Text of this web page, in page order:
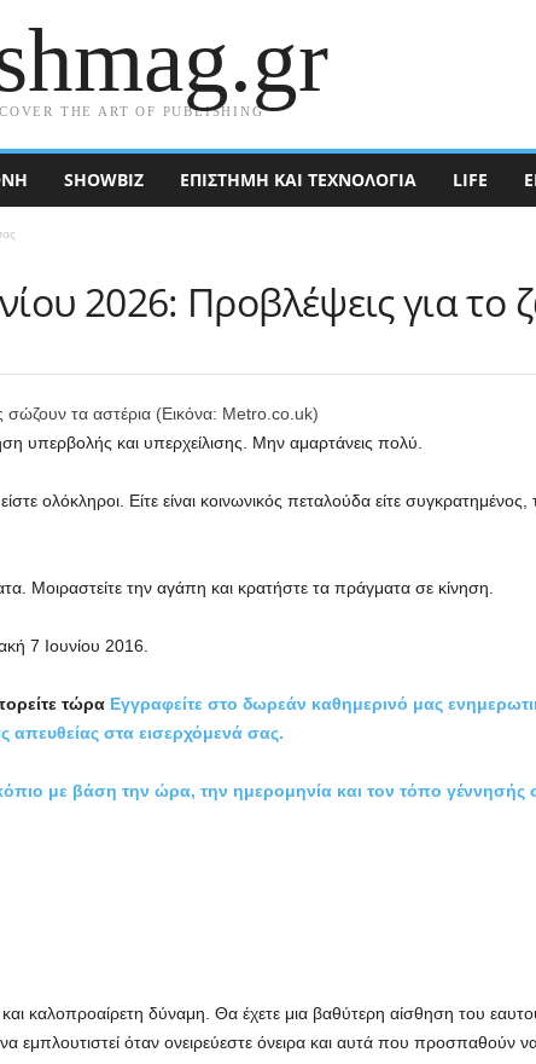
THE ART OF PUBLISHING
SHOWBIZ ΕΠΙΣΤΉΜΗ ΚΑΙ ΤΕΧΝΟΛΟΓΊΑ LIFE
2026: Προβλέψεις για το
σώζουν τα αστέρια (Εικόνα: Metro.co.uk)
υπερβολής και υπερχείλισης. Μην αμαρτάνεις πολύ.
ολόκληροι. Είτε είναι κοινωνικός πεταλούδα είτε συγκρατημένος,
Μοιραστείτε την αγάπη και κρατήστε τα πράγματα σε κίνηση.
7 Ιουνίου 2016.
τώρα Εγγραφείτε στο δωρεάν καθημερινό μας
απευθείας στα εισερχόμενά σας.
με βάση την ώρα, την ημερομηνία και τον τόπο γέννησής
καλοπροαίρετη δύναμη. Θα έχετε μια βαθύτερη αίσθηση του
όταν ονειρεύεστε όνειρα και αυτά που προσπαθούν